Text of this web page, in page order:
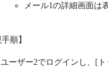
メール1の詳細画面は
手順】
ユーザー2でログインし、[